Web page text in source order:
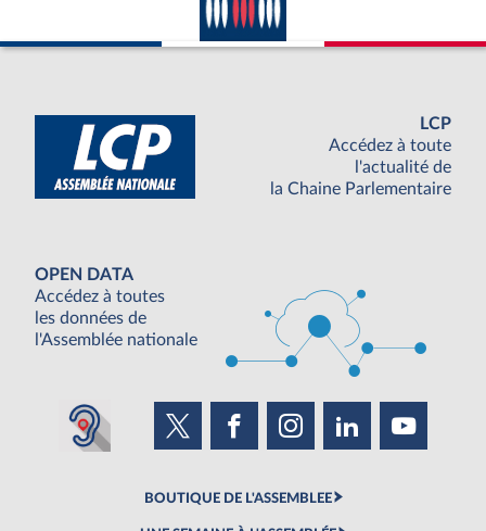
LCP
Accédez à toute
l'actualité de
la Chaine Parlementaire
OPEN DATA
Accédez à toutes
les données de
l'Assemblée nationale
BOUTIQUE DE L'ASSEMBLEE